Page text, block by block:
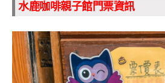
水鹿咖啡親子館門票資訊